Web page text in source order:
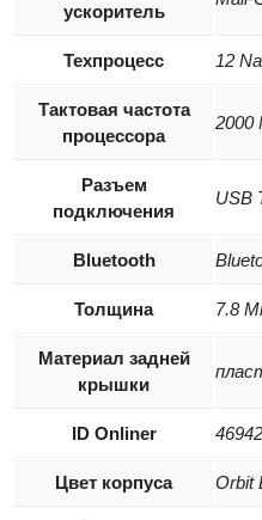
ускоритель
Техпроцесс 12
Тактовая частота
процессора
2000
Разъем
подключения
USB
Bluetooth
Толщина 7.8
Материал задней
крышки
ID Onliner
Цвет корпуса Orbit